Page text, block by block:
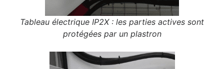
Tableau électrique IP2X : les parties actives sont
protégées par un plastron